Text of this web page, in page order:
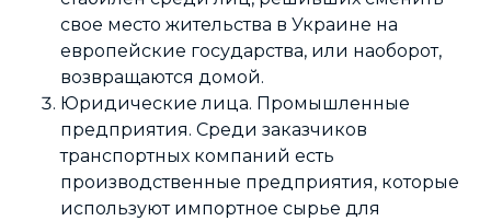
свое место жительства в Украине на
европейские государства, или наоборот,
возвращаются домой.
Юридические лица. Промышленные
предприятия. Среди заказчиков
транспортных компаний есть
производственные предприятия, которые
используют импортное сырье для